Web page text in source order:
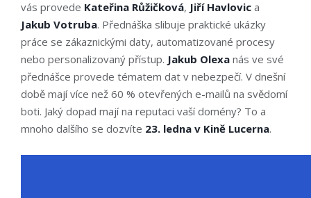
vás provede Kateřina Růžičková, Jiří Havlovic a
Jakub Votruba. Přednáška slibuje praktické ukázky
práce se zákaznickými daty, automatizované procesy
nebo personalizovaný přístup. Jakub Olexa nás ve své
přednášce provede tématem dat v nebezpečí. V dnešní
době mají více než 60 % otevřených e-mailů na svědomí
boti. Jaký dopad mají na reputaci vaší domény? To a
mnoho dalšího se dozvíte 23. ledna v Kině Lucerna.